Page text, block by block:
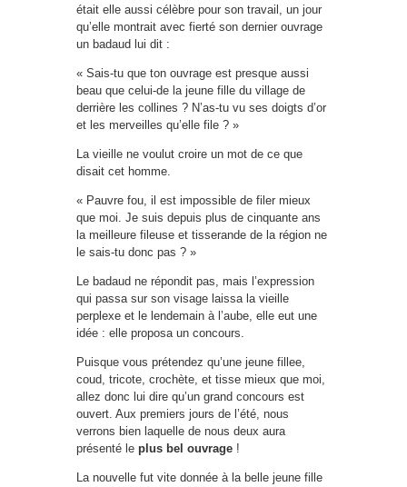
était elle aussi célèbre pour son travail, un jour
qu’elle montrait avec fierté son dernier ouvrage
un badaud lui dit :
« Sais-tu que ton ouvrage est presque aussi
beau que celui-de la jeune fille du village de
derrière les collines ? N’as-tu vu ses doigts d’or
et les merveilles qu’elle file ? »
La vieille ne voulut croire un mot de ce que
disait cet homme.
« Pauvre fou, il est impossible de filer mieux
que moi. Je suis depuis plus de cinquante ans
la meilleure fileuse et tisserande de la région ne
le sais-tu donc pas ? »
Le badaud ne répondit pas, mais l’expression
qui passa sur son visage laissa la vieille
perplexe et le lendemain à l’aube, elle eut une
idée : elle proposa un concours.
Puisque vous prétendez qu’une jeune fillee,
coud, tricote, crochète, et tisse mieux que moi,
allez donc lui dire qu’un grand concours est
ouvert. Aux premiers jours de l’été, nous
verrons bien laquelle de nous deux aura
présenté le plus bel ouvrage !
La nouvelle fut vite donnée à la belle jeune fille